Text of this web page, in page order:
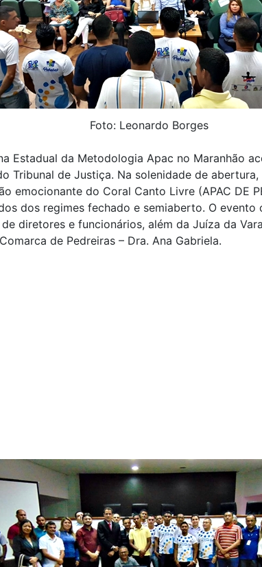
Foto: Leonardo Borges
Estadual da Metodologia Apac no Maranhão
Tribunal de Justiça. Na solenidade de abertura,
emocionante do Coral Canto Livre (APAC DE
dos regimes fechado e semiaberto. O evento
diretores e funcionários, além da Juíza da
de Pedreiras – Dra. Ana Gabriela.